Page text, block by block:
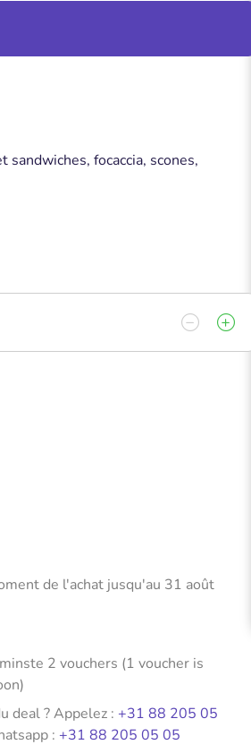
focaccia, scones,
de l'achat jusqu'au 31 août
2 vouchers (1 voucher is
deal ? Appelez : +31 88 205 05
: +31 88 205 05 05